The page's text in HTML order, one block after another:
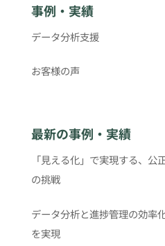
事例・実績
データ分析支援
お客様の声
最新の事例・実績
「見える化」で実現する、
の挑戦
データ分析と進捗管理の効
を実現